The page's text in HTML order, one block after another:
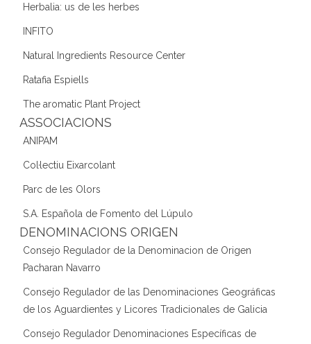
Herbalia: us de les herbes
INFITO
Natural Ingredients Resource Center
Ratafia Espiells
The aromatic Plant Project
ASSOCIACIONS
ANIPAM
Col·lectiu Eixarcolant
Parc de les Olors
S.A. Española de Fomento del Lúpulo
DENOMINACIONS ORIGEN
Consejo Regulador de la Denominacion de Origen
Pacharan Navarro
Consejo Regulador de las Denominaciones Geográficas
de los Aguardientes y Licores Tradicionales de Galicia
Consejo Regulador Denominaciones Específicas de